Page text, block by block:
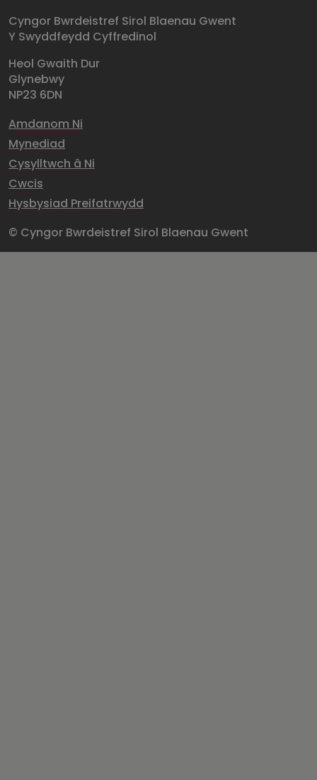
Cyngor Bwrdeistref Sirol Blaenau Gwent
Y Swyddfeydd Cyffredinol
Heol Gwaith Dur
Glynebwy
NP23 6DN
Amdanom Ni
Mynediad
Cysylltwch â Ni
Cwcis
Hysbysiad Preifatrwydd
© Cyngor Bwrdeistref Sirol Blaenau Gwent